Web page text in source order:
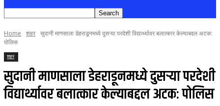
Home शहर सुदानी माणसाला डेहराडूनमध्ये दुसऱ्या परदेशी विद्यार्थ्यावर बलात्कार केल्याबद्दल अटक:
पोलिस
शहर
सुदानी माणसाला डेहराडूनमध्ये दुसऱ्या परदेशी
विद्यार्थ्यावर बलात्कार केल्याबद्दल अटक: पोलिस